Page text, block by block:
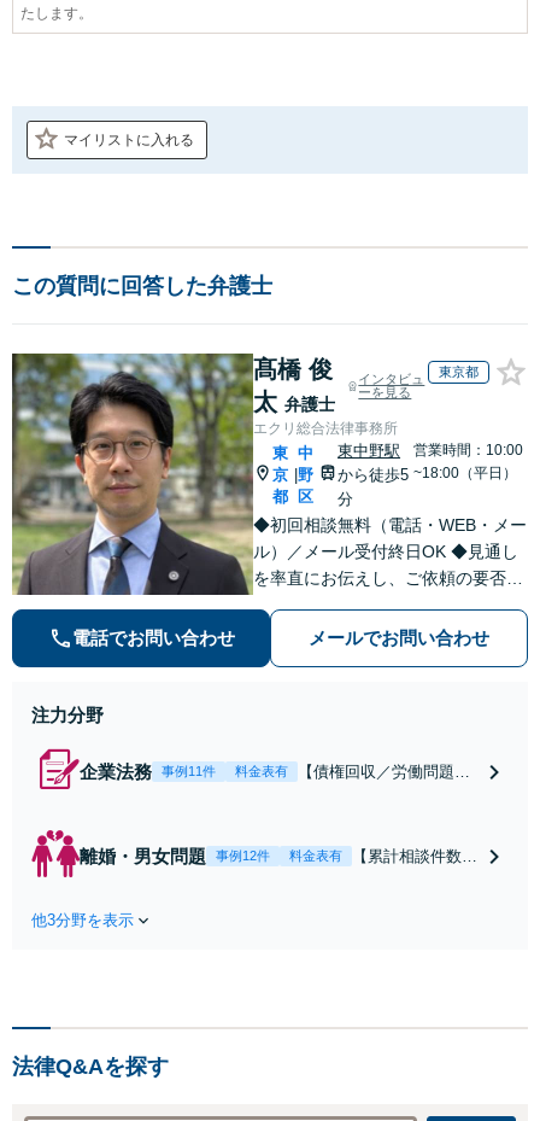
たします。
マイリストに入れる
この質問に回答した弁護士
髙橋 俊
太 弁護士
インタビュ
ーを見る
東京都
エクリ総合法律事務所
東
京
都
中
野
区
東中野駅
から徒歩5
分
営業時間：10:00
~18:00（平日）
◆初回相談無料（電話・WEB・メー
ル）／メール受付終日OK ◆見通し
を率直にお伝えし、ご依頼の要否も
解決まで弁護士本人が一貫してスピ
ーディーに対応いたします。 ◆累計
電話でお問い合わせ メールでお問い合わせ
注力分野
企業法務 事例11件 料金表有
【債権回収／労働問題／
のトラブル・会社内のト
ラブルなど、事後の解決
離婚・男女問題 事例12件 料金表有
【累計相談件数20
様の話を丁寧にう
他3分野を表示
法律Q&Aを探す